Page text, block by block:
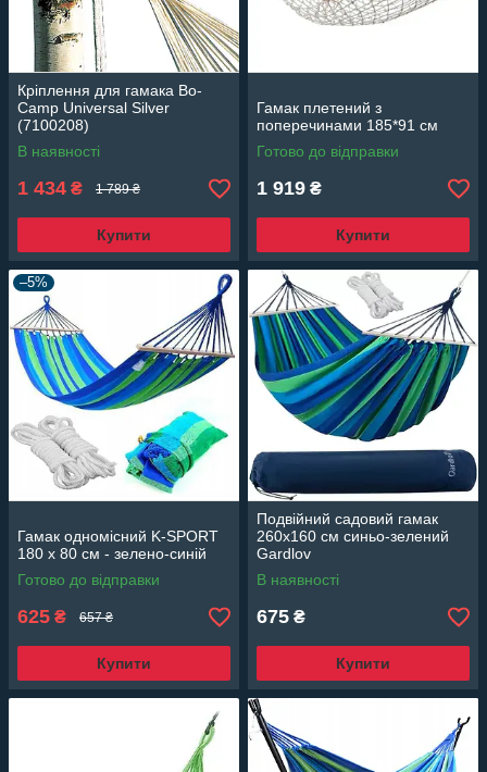
Кріплення для гамака Bo-
Camp Universal Silver
(7100208)
В наявності
1 434 ₴ 1 789 ₴
Купити
Гамак плетений з
поперечинами 185*91 см
Готово до відправки
1 919 ₴
Купити
–5%
Гамак одномісний K-SPORT
180 х 80 см - зелено-синій
Готово до відправки
625 ₴ 657 ₴
Купити
Подвійний садовий гамак
260x160 см синьо-зелений
Gardlov
В наявності
675 ₴
Купити